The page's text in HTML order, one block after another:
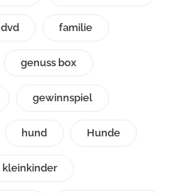
dvd familie
genuss box
gewinnspiel
hund Hunde
kleinkinder